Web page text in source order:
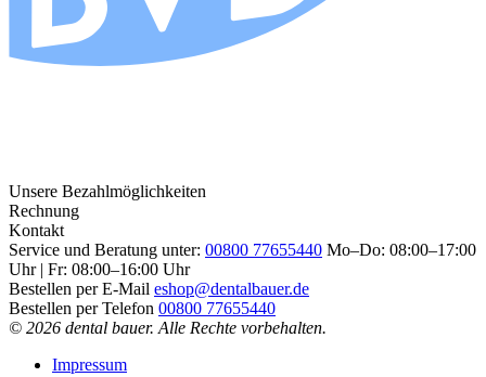
Unsere Bezahlmöglichkeiten
Rechnung
Kontakt
Service und Beratung unter: 00800 77655440 Mo–Do: 08:00–17:00
Uhr | Fr: 08:00–16:00 Uhr
Bestellen per E-Mail eshop@dentalbauer.de
Bestellen per Telefon 00800 77655440
© 2026 dental bauer. Alle Rechte vorbehalten.
Impressum